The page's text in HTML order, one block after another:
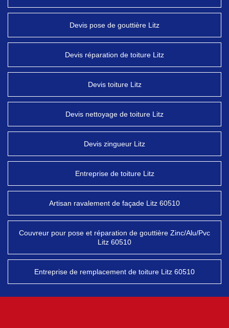
Devis pose de gouttière Litz
Devis réparation de toiture Litz
Devis toiture Litz
Devis nettoyage de toiture Litz
Devis zingueur Litz
Entreprise de toiture Litz
Artisan ravalement de façade Litz 60510
Couvreur pour pose et réparation de gouttière Zinc/Alu/Pvc
Litz 60510
Entreprise de remplacement de toiture Litz 60510